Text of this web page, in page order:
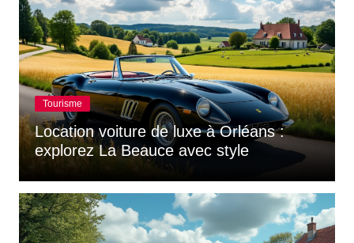
Tourisme
Location voiture de luxe à Orléans :
explorez La Beauce avec style